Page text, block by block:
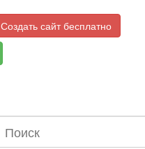
Создать сайт бесплатно